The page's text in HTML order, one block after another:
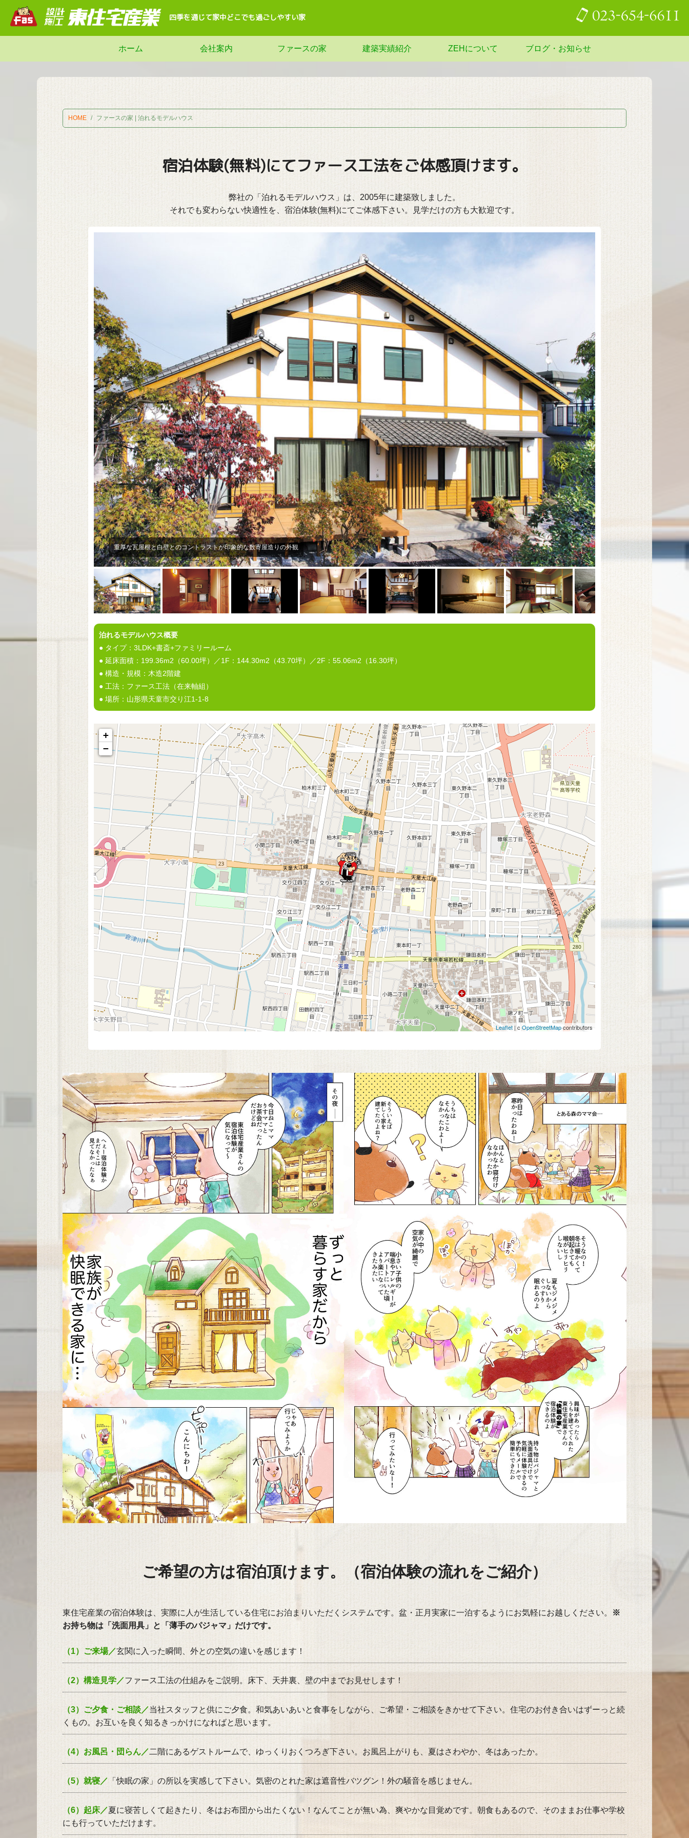
四季を通じて家中どこでも過ごしやすい家
ホーム 会社案内 ファースの家 建築実績紹介 ZEHについて ブログ・お知らせ
HOME ファースの家 | 泊れるモデルハウス
宿泊体験(無料)にてファース工法をご体感頂けます。
弊社の「泊れるモデルハウス」は、2005年に建築致しました。
それでも変わらない快適性を、宿泊体験(無料)にてご体感下さい。見学だけの方も大歓迎です。
玄関ホール／床と腰板に松を使った通称”松の部屋”。
泊れるモデルハウス概要
● タイプ：3LDK+書斎+ファミリールーム
● 延床面積：199.36m2（60.00坪）／1F：144.30m2（43.70坪）／2F：55.06m2（16.30坪）
● 構造・規模：木造2階建
● 工法：ファース工法（在来軸組）
● 場所：山形県天童市交り江1-1-8
+
−
Leaflet | c OpenStreetMapcontributors
ご希望の方は宿泊頂けます。（宿泊体験の流れをご紹介）
東住宅産業の宿泊体験は、実際に人が生活している住宅にお泊まりいただくシステムです。盆・正月実家に一泊するようにお気軽にお越しください。
※
お持ち物は「洗面用具」と「薄手のパジャマ」だけです。
（1）ご来場／玄関に入った瞬間、外との空気の違いを感じます！
（2）構造見学／ファース工法の仕組みをご説明。床下、天井裏、壁の中までお見せします！
（3）ご夕食・ご相談／当社スタッフと供にご夕食。和気あいあいと食事をしながら、ご希望・ご相談をきかせて下さい。住宅のお付き合いはずーっと続
くもの。お互いを良く知るきっかけになればと思います。
（4）お風呂・団らん／二階にあるゲストルームで、ゆっくりおくつろぎ下さい。お風呂上がりも、夏はさわやか、冬はあったか。
（5）就寝／ 「快眠の家」の所以を実感して下さい。気密のとれた家は遮音性バツグン！外の騒音を感じません。
（6）起床／夏に寝苦しくて起きたり、冬はお布団から出たくない！なんてことが無い為、爽やかな目覚めです。朝食もあるので、そのままお仕事や学校
にも行っていただけます。